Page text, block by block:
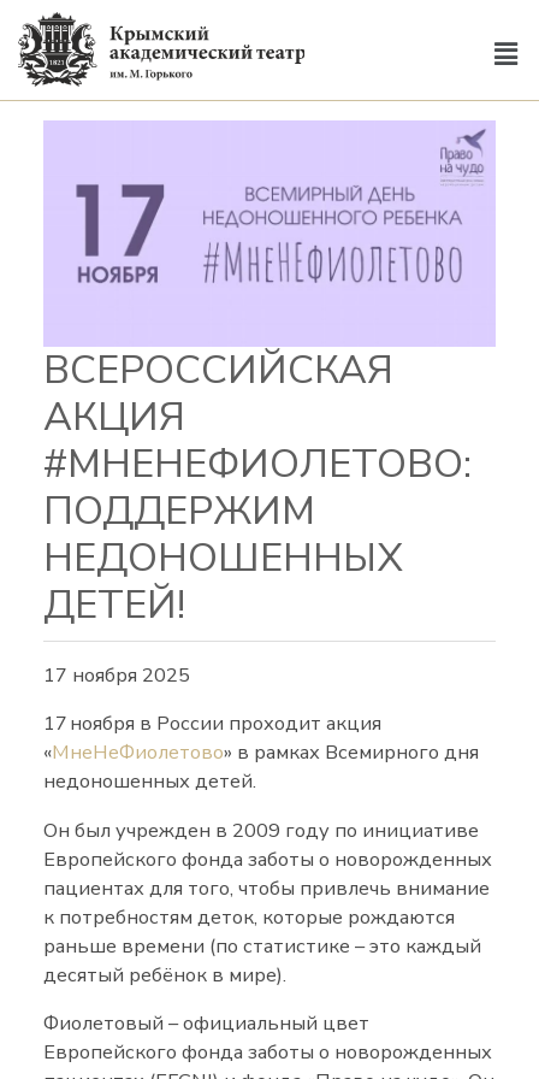
ВСЕРОССИЙСКАЯ
АКЦИЯ
#МНЕНЕФИОЛЕТОВО:
ПОДДЕРЖИМ
НЕДОНОШЕННЫХ
ДЕТЕЙ!
17 ноября 2025
17 ноября в России проходит акция
«МнеНеФиолетово» в рамках Всемирного дня
недоношенных детей.
Он был учрежден в 2009 году по инициативе
Европейского фонда заботы о новорожденных
пациентах для того, чтобы привлечь внимание
к потребностям деток, которые рождаются
раньше времени (по статистике – это каждый
десятый ребёнок в мире).
Фиолетовый – официальный цвет
Европейского фонда заботы о новорожденных